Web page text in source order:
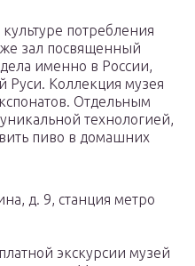
потребления
зал посвященный
именно в России,
Руси. Коллекция музея
Отдельным
технологией,
пиво в домашних
д. 9, станция метро
экскурсии музей